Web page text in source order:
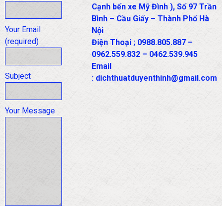
Your Email
(required)
Subject
Your Message
Cạnh bến xe Mỹ Đình ), Số 97 Trần
Bình – Cầu Giấy – Thành Phố Hà
Nội
Điện Thoại ; 0988.805.887 –
0962.559.832 – 0462.539.945
Email
: dichthuatduyenthinh@gmail.com